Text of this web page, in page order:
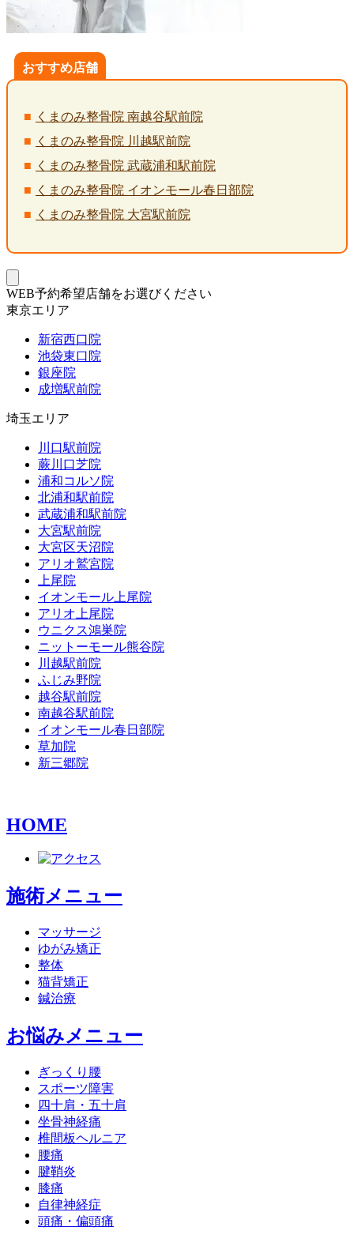
おすすめ店舗
くまのみ整骨院 南越谷駅前院
くまのみ整骨院 川越駅前院
くまのみ整骨院 武蔵浦和駅前院
くまのみ整骨院 イオンモール春日部院
くまのみ整骨院 大宮駅前院
WEB予約希望店舗をお選びください
東京エリア
新宿西口院
池袋東口院
銀座院
成増駅前院
埼玉エリア
川口駅前院
蕨川口芝院
浦和コルソ院
北浦和駅前院
武蔵浦和駅前院
大宮駅前院
大宮区天沼院
アリオ鷲宮院
上尾院
イオンモール上尾院
アリオ上尾院
ウニクス鴻巣院
ニットーモール熊谷院
川越駅前院
ふじみ野院
越谷駅前院
南越谷駅前院
イオンモール春日部院
草加院
新三郷院
HOME
施術メニュー
マッサージ
ゆがみ矯正
整体
猫背矯正
鍼治療
お悩みメニュー
ぎっくり腰
スポーツ障害
四十肩・五十肩
坐骨神経痛
椎間板ヘルニア
腰痛
腱鞘炎
膝痛
自律神経症
頭痛・偏頭痛